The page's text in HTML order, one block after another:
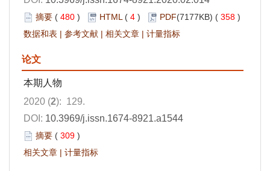
摘要 ( 480 ) HTML ( 4 ) PDF(7177KB) ( 358 )
数据和表 | 参考文献 | 相关文章 | 计量指标
论文
本期人物
2020 (2): 129.
DOI: 10.3969/j.issn.1674-8921.a1544
摘要 ( 309 )
相关文章 | 计量指标